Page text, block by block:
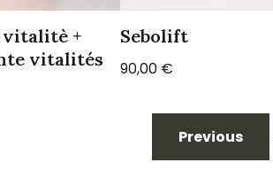
+
vitalités
Sebolift
90,00 €
Previous